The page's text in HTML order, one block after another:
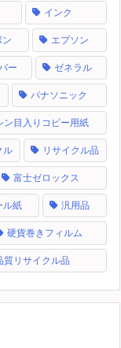
インク
ン エプソン
ー ゼネラル
パナソニック
ン目入りコピー用紙
ル リサイクル品
富士ゼロックス
ル紙 汎用品
硬貨巻きフィルム
質リサイクル品